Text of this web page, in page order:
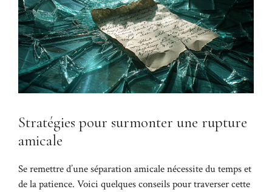
Stratégies pour surmonter une rupture
amicale
Se remettre d’une séparation amicale nécessite du temps et
de la patience. Voici quelques conseils pour traverser cette